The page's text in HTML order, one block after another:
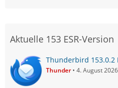
Aktuelle 153 ESR-Version
Thunderbird 153.0.2
Thunder 4. August